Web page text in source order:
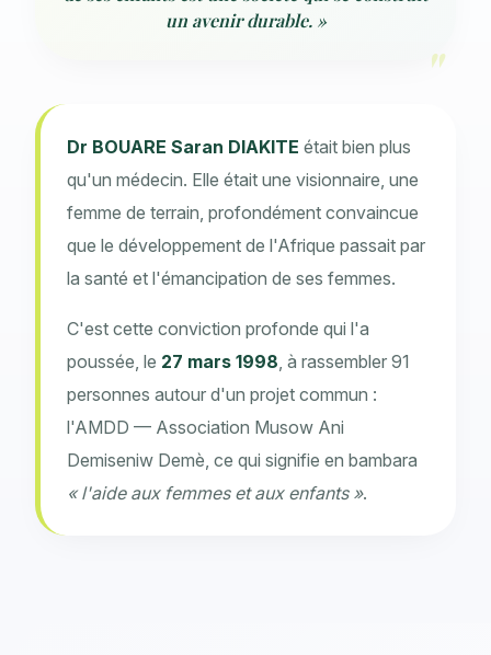
un avenir durable. »
Dr BOUARE Saran DIAKITE était bien plus
qu'un médecin. Elle était une visionnaire, une
femme de terrain, profondément convaincue
que le développement de l'Afrique passait par
la santé et l'émancipation de ses femmes.
C'est cette conviction profonde qui l'a
poussée, le 27 mars 1998, à rassembler 91
personnes autour d'un projet commun :
l'AMDD — Association Musow Ani
Demiseniw Demè, ce qui signifie en bambara
« l'aide aux femmes et aux enfants ».